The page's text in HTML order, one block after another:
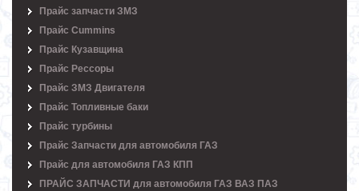
Прайс запчасти ЗМЗ
Прайс Cummins
Прайс Кузавщина
Прайс Рессоры
Прайс ЗМЗ Двигателя
Прайс Топливные баки
Прайс турбины
Прайс Запчасти для автомобиля ГАЗ
Прайс для автомобиля ГАЗ КПП
ПРАЙС ЗАПЧАСТИ для автомобиля ГАЗ ВАЗ ПАЗ